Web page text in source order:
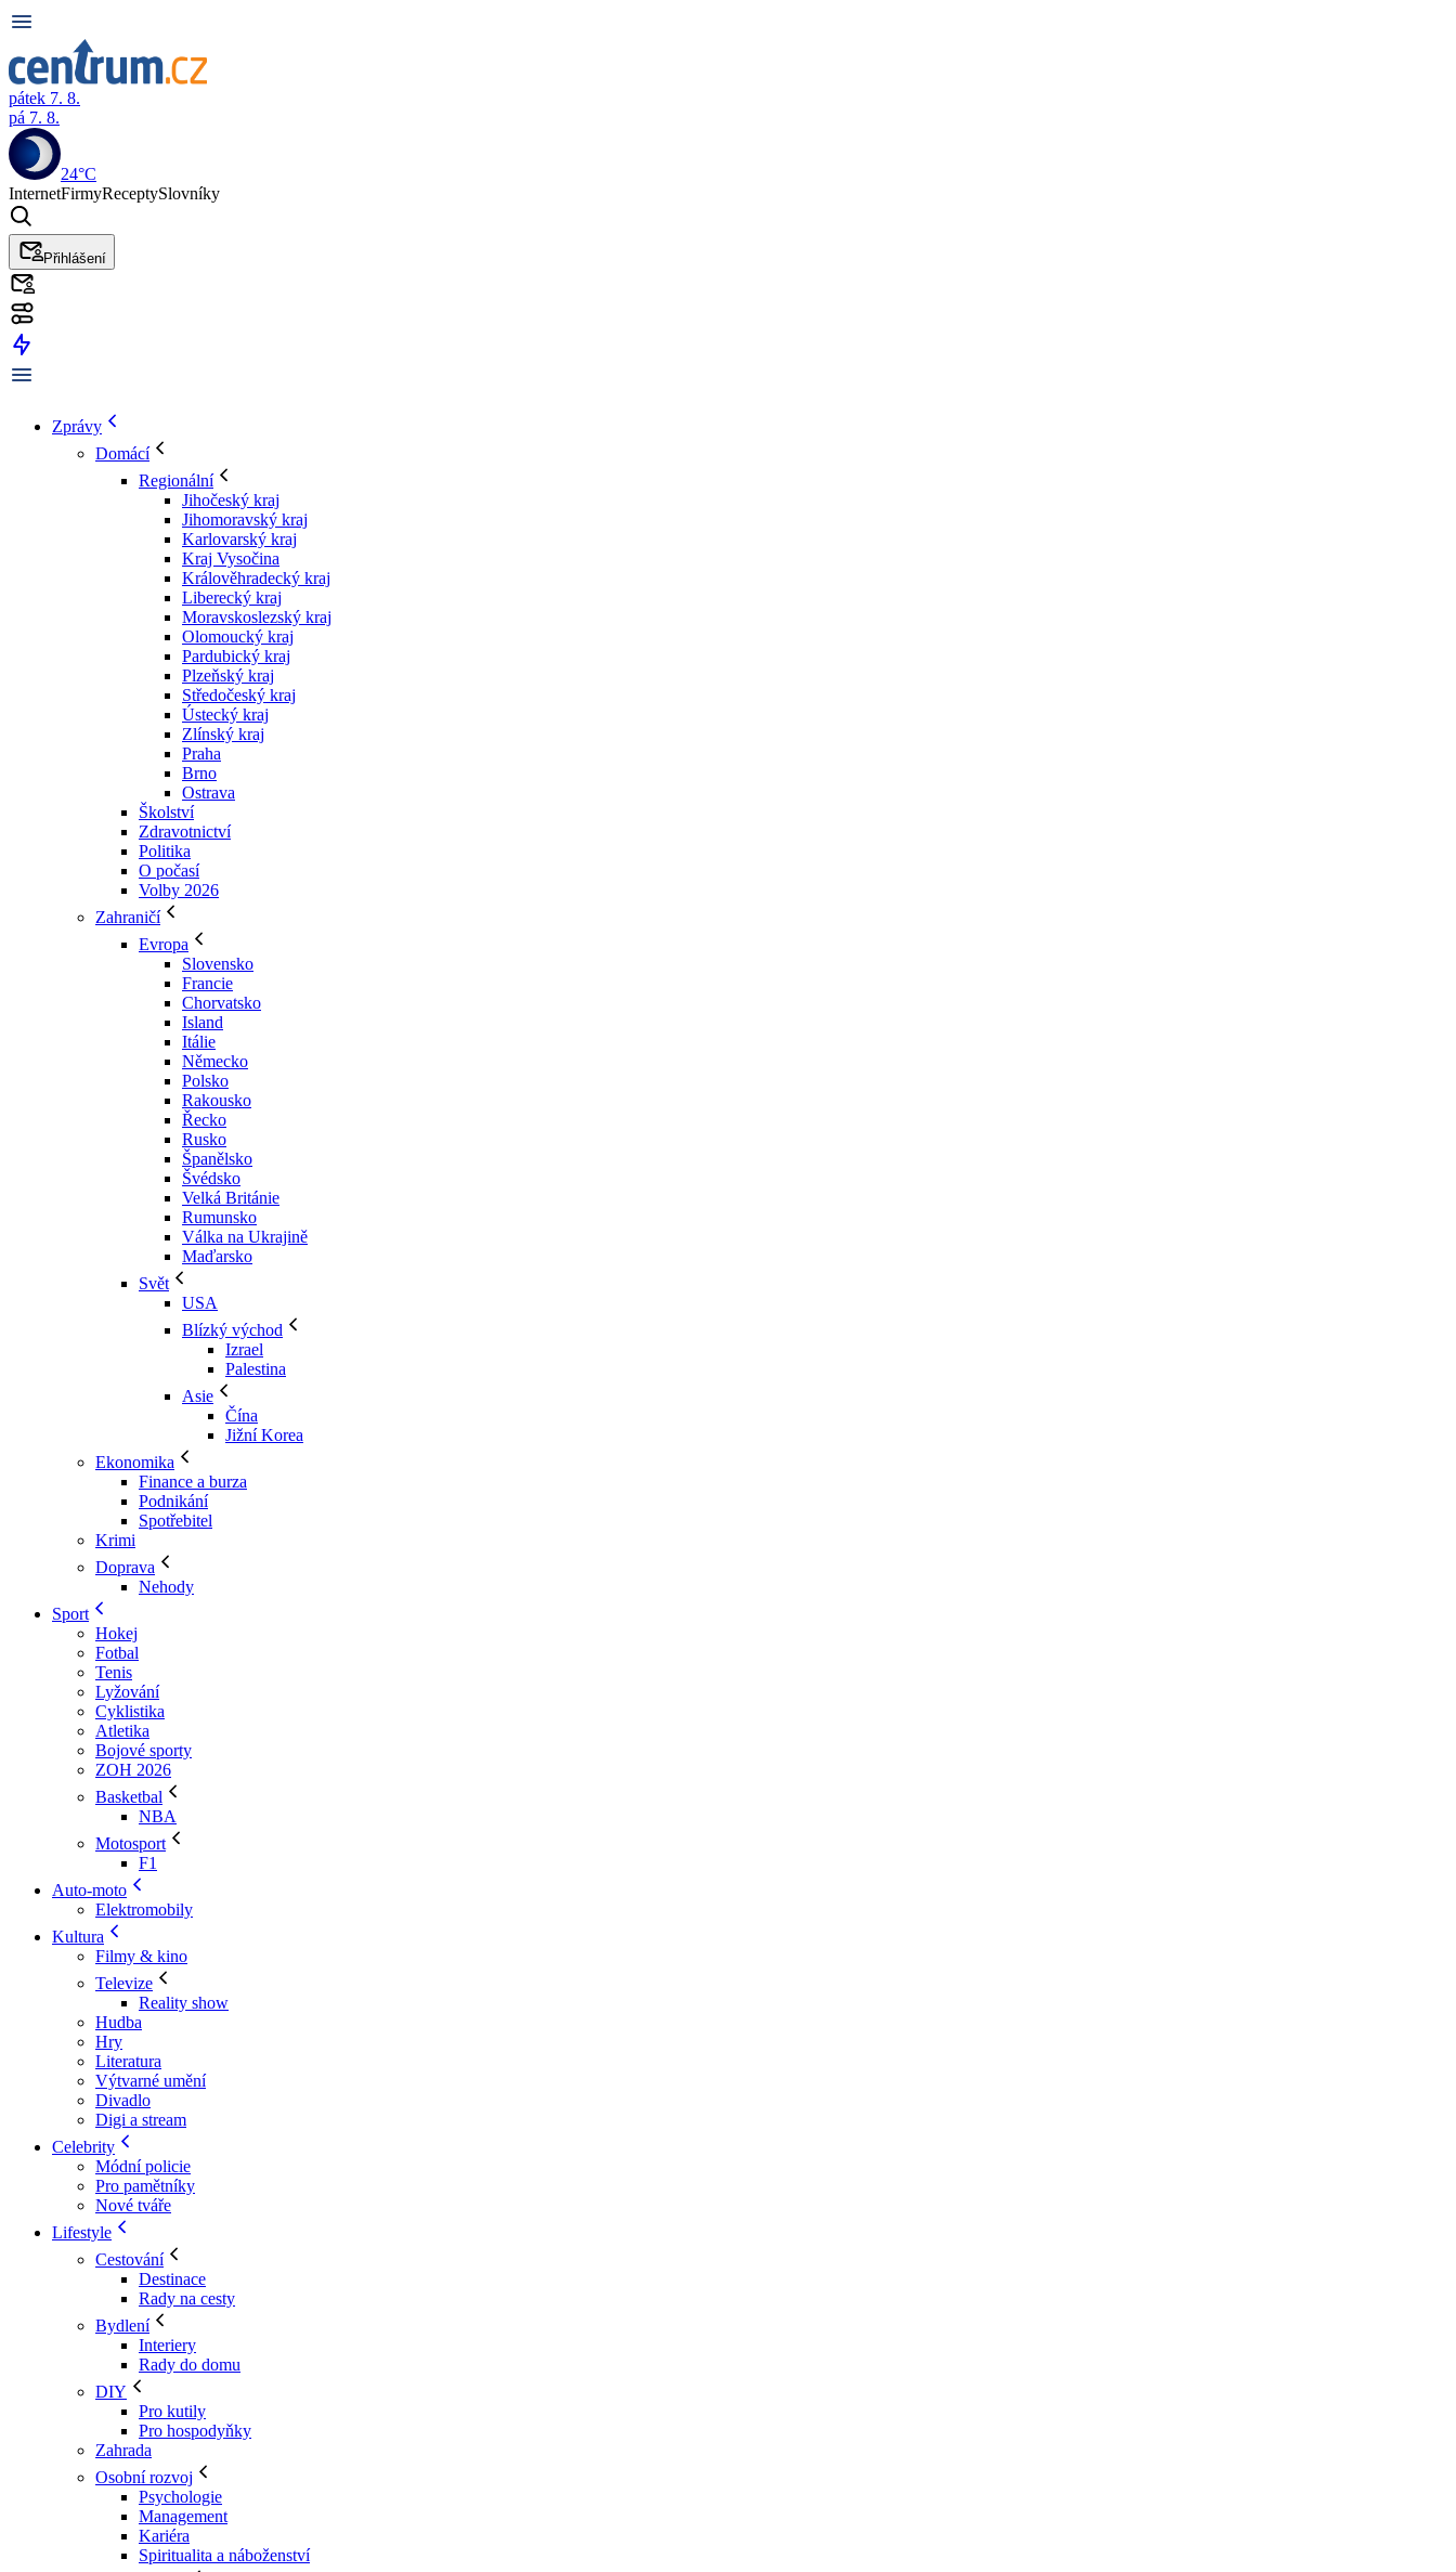
pátek 7. 8.
pá 7. 8.
24°C
InternetFirmyReceptySlovníky
Přihlášení
Zprávy
Domácí
Regionální
Jihočeský kraj
Jihomoravský kraj
Karlovarský kraj
Kraj Vysočina
Králověhradecký kraj
Liberecký kraj
Moravskoslezský kraj
Olomoucký kraj
Pardubický kraj
Plzeňský kraj
Středočeský kraj
Ústecký kraj
Zlínský kraj
Praha
Brno
Ostrava
Školství
Zdravotnictví
Politika
O počasí
Volby 2026
Zahraničí
Evropa
Slovensko
Francie
Chorvatsko
Island
Itálie
Německo
Polsko
Rakousko
Řecko
Rusko
Španělsko
Švédsko
Velká Británie
Rumunsko
Válka na Ukrajině
Maďarsko
Svět
USA
Blízký východ
Izrael
Palestina
Asie
Čína
Jižní Korea
Ekonomika
Finance a burza
Podnikání
Spotřebitel
Krimi
Doprava
Nehody
Sport
Hokej
Fotbal
Tenis
Lyžování
Cyklistika
Atletika
Bojové sporty
ZOH 2026
Basketbal
NBA
Motosport
F1
Auto-moto
Elektromobily
Kultura
Filmy & kino
Televize
Reality show
Hudba
Hry
Literatura
Výtvarné umění
Divadlo
Digi a stream
Celebrity
Módní policie
Pro pamětníky
Nové tváře
Lifestyle
Cestování
Destinace
Rady na cesty
Bydlení
Interiery
Rady do domu
DIY
Pro kutily
Pro hospodyňky
Zahrada
Osobní rozvoj
Psychologie
Management
Kariéra
Spiritualita a náboženství